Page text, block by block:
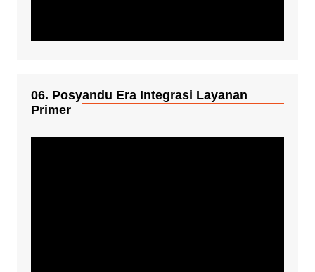
06. Posyandu Era Integrasi Layanan
Primer